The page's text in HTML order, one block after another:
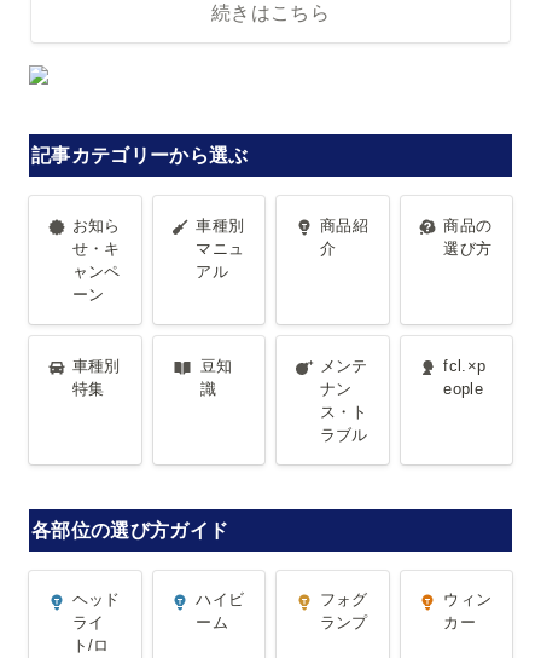
続きはこちら
記事カテゴリーから選ぶ
お知らせ・
キャンペー
お知ら
せ・キ
ャンペ
ーン
車種別マニ
ュアル
車種別
マニュ
アル
商品紹介
商品紹
介
商品の選び
商品の
選び方
車種別特集
車種別
特集
豆知識
豆知
識
ス・トラブ
メンテ
ナン
ス・ト
ラブル
fcl.×p
eople
各部位の選び方ガイド
ヘッドライ
ト/ロービー
ヘッド
ライ
ト/ロ
ハイビーム
ハイビ
ーム
フォグラン
フォグ
ランプ
ウィンカー
ウィン
カー